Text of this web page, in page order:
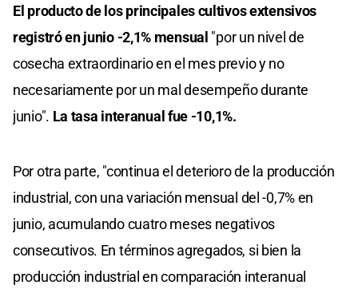
El producto de los principales cultivos extensivos
registró en junio -2,1% mensual "por un nivel de
cosecha extraordinario en el mes previo y no
necesariamente por un mal desempeño durante
junio". La tasa interanual fue -10,1%.
Por otra parte, "continua el deterioro de la producción
industrial, con una variación mensual del -0,7% en
junio, acumulando cuatro meses negativos
consecutivos. En términos agregados, si bien la
producción industrial en comparación interanual